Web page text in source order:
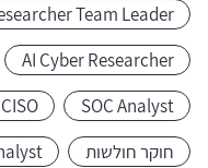
Team Leader
AI Cyber Researcher
SOC Analyst
CISO
חוקר חולשות